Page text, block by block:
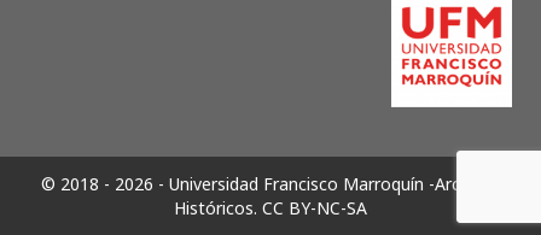
© 2018 - 2026 - Universidad Francisco Marroquín -Archivos
Históricos. CC BY-NC-SA